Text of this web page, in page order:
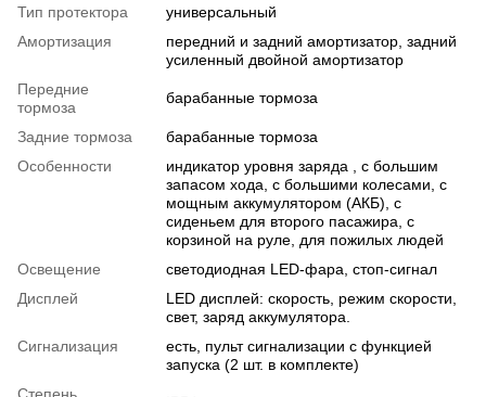
Тип протектора
универсальный
Амортизация
передний и задний амортизатор, задний
усиленный двойной амортизатор
Передние
тормоза
барабанные тормоза
Задние тормоза
барабанные тормоза
Особенности
индикатор уровня заряда , с большим
запасом хода, с большими колесами, с
мощным аккумулятором (АКБ), с
сиденьем для второго пасажира, с
корзиной на руле, для пожилых людей
Освещение
светодиодная LED-фара, стоп-сигнал
Дисплей
LED дисплей: скорость, режим скорости,
свет, заряд аккумулятора.
Сигнализация
есть, пульт сигнализации с функцией
запуска (2 шт. в комплекте)